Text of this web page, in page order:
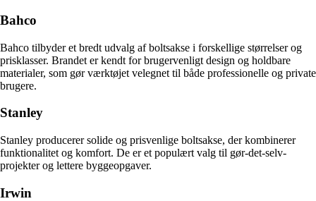
Bahco
Bahco tilbyder et bredt udvalg af boltsakse i forskellige størrelser og
prisklasser. Brandet er kendt for brugervenligt design og holdbare
materialer, som gør værktøjet velegnet til både professionelle og private
brugere.
Stanley
Stanley producerer solide og prisvenlige boltsakse, der kombinerer
funktionalitet og komfort. De er et populært valg til gør-det-selv-
projekter og lettere byggeopgaver.
Irwin